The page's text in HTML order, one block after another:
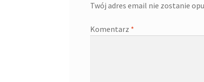
Twój adres email nie zostanie
Komentarz *